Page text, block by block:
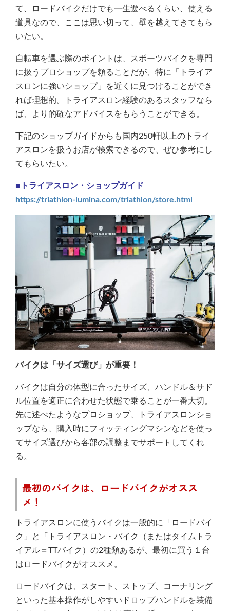
て、ロードバイクだけでも一生遊べるくらい、使える
道具なので、ここは思い切って、壁を越えてきてもら
いたい。
自転車を選ぶ際のポイントは、スポーツバイクを専門
に扱うプロショップを頼ることだが、特に「トライア
スロンに強いショップ」を近くに見つけることができ
れば理想的。トライアスロン経験のあるスタッフなら
ば、より的確なアドバイスをもらうことができる。
下記のショップガイドからも国内250軒以上のトライ
アスロンを扱うお店が検索できるので、ぜひ参考にし
てもらいたい。
■トライアスロン・ショップガイド
https://triathlon-lumina.com/triathlon/store.html
バイクは「サイズ選び」が重要！
バイクは自分の体型に合ったサイズ、ハンドル＆サド
ル位置を適正に合わせた状態で乗ることが一番大切。
先に述べたようなプロショップ、トライアスロンショ
ップなら、購入時にフィッティングマシンなどを使っ
てサイズ選びから各部の調整までサポートしてくれ
る。
最初のバイクは、ロードバイクがオスス
メ！
トライアスロンに使うバイクは一般的に「ロードバイ
ク」と「トライアスロン・バイク（またはタイムトラ
イアル＝TTバイク）の2種類あるが、最初に買う１台
はロードバイクがオススメ。
ロードバイクは、スタート、ストップ、コーナリング
といった基本操作がしやすいドロップハンドルを装備